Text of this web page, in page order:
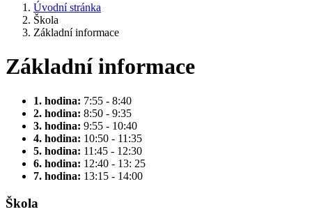
Úvodní stránka
Škola
Základní informace
Základní informace
1. hodina: 7:55 - 8:40
2. hodina: 8:50 - 9:35
3. hodina: 9:55 - 10:40
4. hodina: 10:50 - 11:35
5. hodina: 11:45 - 12:30
6. hodina: 12:40 - 13: 25
7. hodina: 13:15 - 14:00
Škola